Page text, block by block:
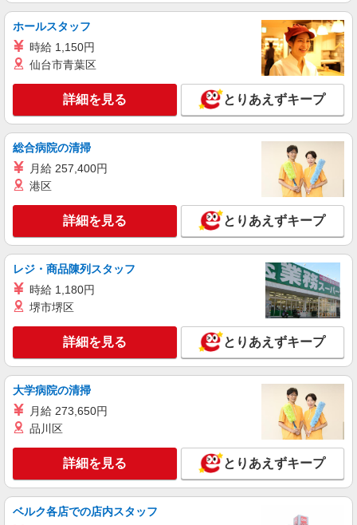
ホールスタッフ
時給 1,150円
仙台市青葉区
詳細を見る とりあえずキープ
総合病院の清掃
月給 257,400円
港区
詳細を見る とりあえずキープ
レジ・商品陳列スタッフ
時給 1,180円
堺市堺区
詳細を見る とりあえずキープ
大学病院の清掃
月給 273,650円
品川区
詳細を見る とりあえずキープ
ベルク各店での店内スタッフ